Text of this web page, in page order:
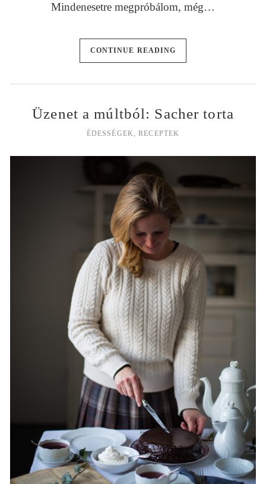
Mindenesetre megpróbálom, még…
CONTINUE READING
Üzenet a múltból: Sacher torta
ÉDESSÉGEK,RECEPTEK